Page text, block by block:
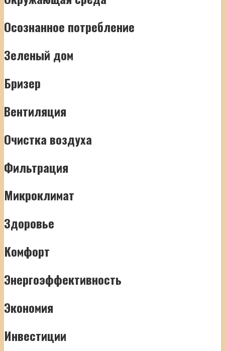
Осознанное потребление
Зеленый дом
Бризер
Вентиляция
Очистка воздуха
Фильтрация
Микроклимат
Здоровье
Комфорт
Энергоэффективность
Экономия
Инвестиции